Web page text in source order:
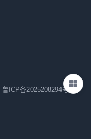
鲁ICP备2025208294号-82